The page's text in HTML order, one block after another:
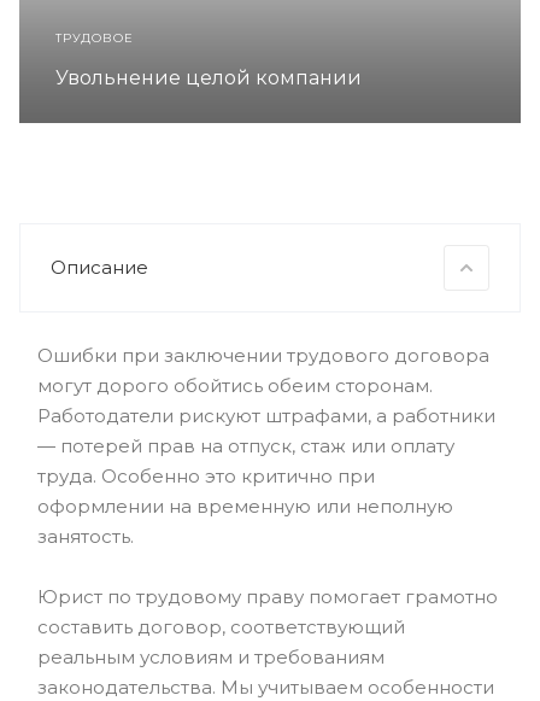
ТРУДОВОЕ
Увольнение целой компании
Описание
Ошибки при заключении трудового договора
могут дорого обойтись обеим сторонам.
Работодатели рискуют штрафами, а работники
— потерей прав на отпуск, стаж или оплату
труда. Особенно это критично при
оформлении на временную или неполную
занятость.
Юрист по трудовому праву помогает грамотно
составить договор, соответствующий
реальным условиям и требованиям
законодательства. Мы учитываем особенности